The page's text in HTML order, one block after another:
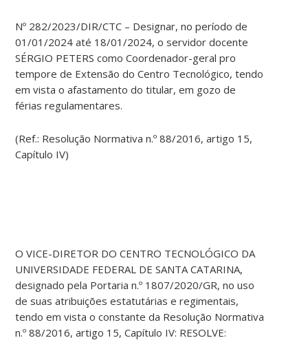
Nº 282/2023/DIR/CTC – Designar, no período de
01/01/2024 até 18/01/2024, o servidor docente
SÉRGIO PETERS como Coordenador-geral pro
tempore de Extensão do Centro Tecnológico, tendo
em vista o afastamento do titular, em gozo de
férias regulamentares.
(Ref.: Resolução Normativa n.º 88/2016, artigo 15,
Capítulo IV)
O VICE-DIRETOR DO CENTRO TECNOLÓGICO DA
UNIVERSIDADE FEDERAL DE SANTA CATARINA,
designado pela Portaria n.º 1807/2020/GR, no uso
de suas atribuições estatutárias e regimentais,
tendo em vista o constante da Resolução Normativa
n.º 88/2016, artigo 15, Capítulo IV: RESOLVE: